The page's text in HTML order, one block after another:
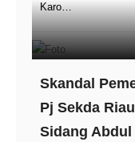
Karo…
Skandal
Pj Sekda
Sidang Abdul